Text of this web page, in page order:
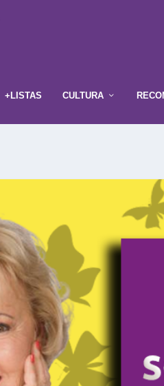
+LISTAS CULTURA